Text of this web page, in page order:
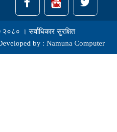
। सर्वाधिकार सुरक्षित
by : Namuna Computer